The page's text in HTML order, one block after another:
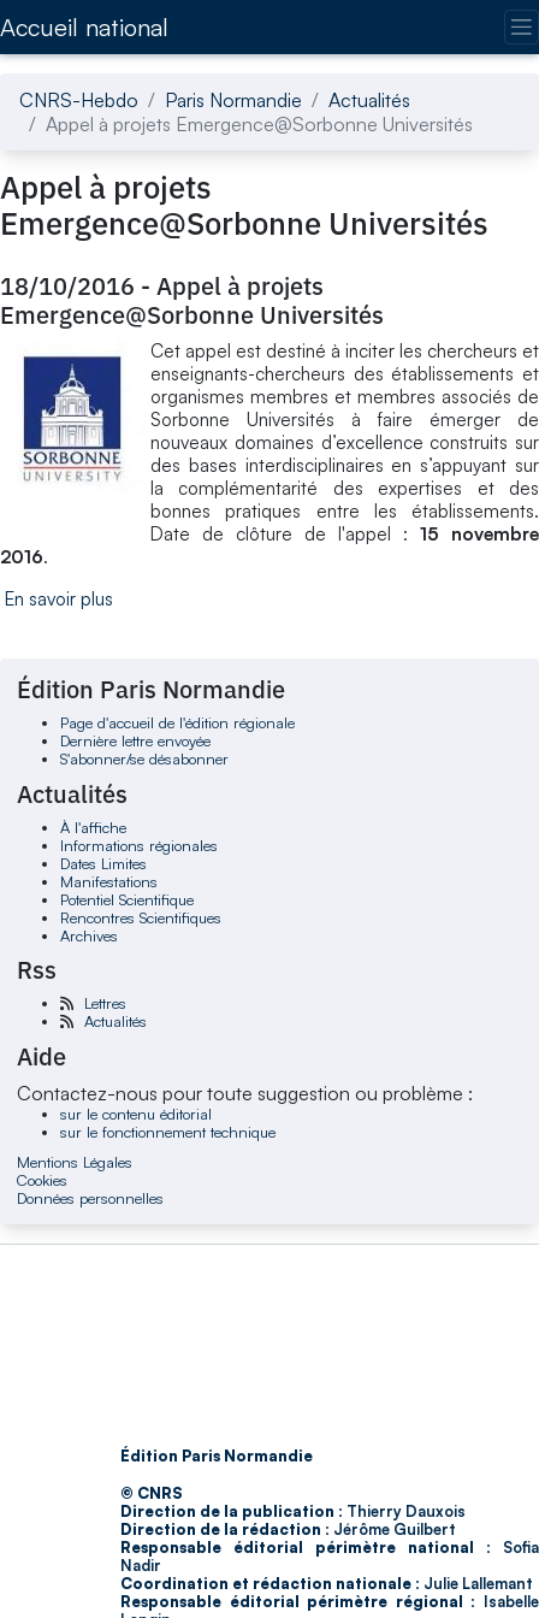
Accueil national
CNRS-Hebdo Paris Normandie
Actualités
Appel à projets Emergence@Sorbonne Universités
Appel à projets
Emergence@Sorbonne Universités
18/10/2016 - Appel à projets
Emergence@Sorbonne Universités
Cet appel est destiné à inciter les chercheurs et
enseignants-chercheurs des établissements et
organismes membres et membres associés de
Sorbonne Universités à faire émerger de
nouveaux domaines d’excellence construits sur
des bases interdisciplinaires en s’appuyant sur
la complémentarité des expertises et des
bonnes pratiques entre les établissements.
Date de clôture de l'appel : 15 novembre
2016.
En savoir plus
Édition Paris Normandie
Page d'accueil de l'édition régionale
Dernière lettre envoyée
S'abonner/se désabonner
Actualités
À l'affiche
Informations régionales
Dates Limites
Manifestations
Potentiel Scientifique
Rencontres Scientifiques
Archives
Rss
Lettres
Actualités
Aide
Contactez-nous pour toute suggestion ou problème :
sur le contenu éditorial
sur le fonctionnement technique
Mentions Légales
Cookies
Données personnelles
Édition Paris Normandie
© CNRS
Direction de la publication : Thierry Dauxois
Direction de la rédaction : Jérôme Guilbert
Responsable éditorial périmètre national : Sofia
Nadir
Coordination et rédaction nationale : Julie Lallemant
Responsable éditorial périmètre régional : Isabelle